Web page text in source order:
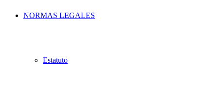
NORMAS LEGALES
Estatuto